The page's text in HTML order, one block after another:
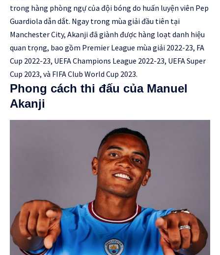
trong hàng phòng ngự của đội bóng do huấn luyện viên Pep
Guardiola dẫn dắt. Ngay trong mùa giải đầu tiên tại
Manchester City, Akanji đã giành được hàng loạt danh hiệu
quan trọng, bao gồm Premier League mùa giải 2022-23, FA
Cup 2022-23, UEFA Champions League 2022-23, UEFA Super
Cup 2023, và FIFA Club World Cup 2023.
Phong cách thi đấu của Manuel
Akanji